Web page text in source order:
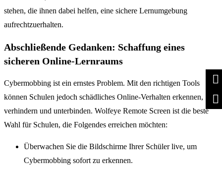
stehen, die ihnen dabei helfen, eine sichere Lernumgebung
aufrechtzuerhalten.
Abschließende Gedanken: Schaffung eines
sicheren Online-Lernraums
Cybermobbing ist ein ernstes Problem. Mit den richtigen Tools
können Schulen jedoch schädliches Online-Verhalten erkennen,
verhindern und unterbinden. Wolfeye Remote Screen ist die beste
Wahl für Schulen, die Folgendes erreichen möchten:
Überwachen Sie die Bildschirme Ihrer Schüler live, um
Cybermobbing sofort zu erkennen.